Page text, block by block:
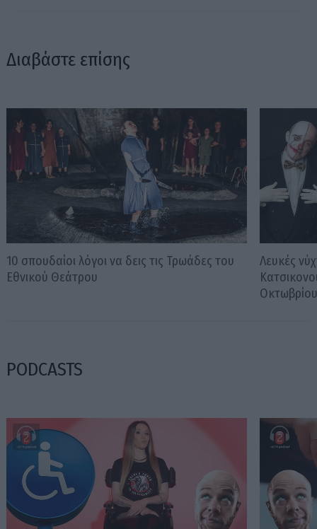
Διαβάστε επίσης
10 σπουδαίοι λόγοι να δεις τις Τρωάδες του
Εθνικού Θεάτρου
Λευκές
PODCASTS